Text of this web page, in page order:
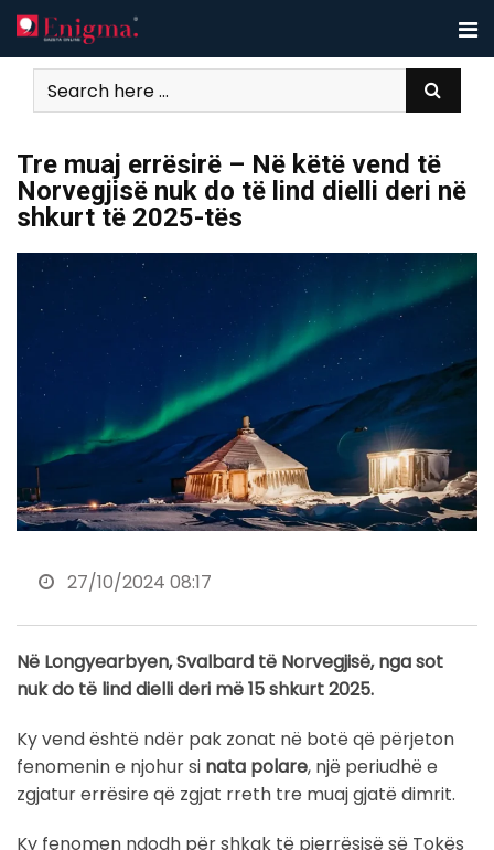
Skip
to
content
Tre muaj errësirë – Në këtë vend të
Norvegjisë nuk do të lind dielli deri në
shkurt të 2025-tës
27/10/2024 08:17
Në Longyearbyen, Svalbard të Norvegjisë, nga sot
nuk do të lind dielli deri më 15 shkurt 2025.
Ky vend është ndër pak zonat në botë që përjeton
fenomenin e njohur si nata polare, një periudhë e
zgjatur errësire që zgjat rreth tre muaj gjatë dimrit.
Ky fenomen ndodh për shkak të pjerrësisë së Tokës